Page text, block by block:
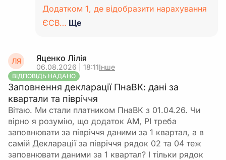
Додатком 1, де відобразити нарахування
ЄСВ… Ще
ЛЯ Яценко Лілія
06.08.2026 | 18:11Інше
ВІДПОВІДЬ НАДАНО
Заповнення декларації ПнаВК: дані за
квартали та півріччя
Вітаю. Ми стали платником ПнаВК з 01.04.26. Чи
вірно я розумію, що додаток АМ, РІ треба
заповнювати за півріччя даними за 1 квартал, а в
самій Декларації за півріччя рядок 02 та 04 теж
заповнювати даними за 1 квартал? І тільки рядок